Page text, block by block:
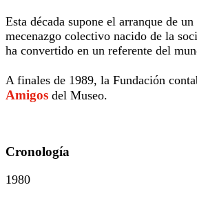
Esta década supone el arranque de
mecenazgo colectivo nacido de la
ha convertido en un referente del
A finales de 1989, la Fundación
Amigos del Museo.
Cronología
1980